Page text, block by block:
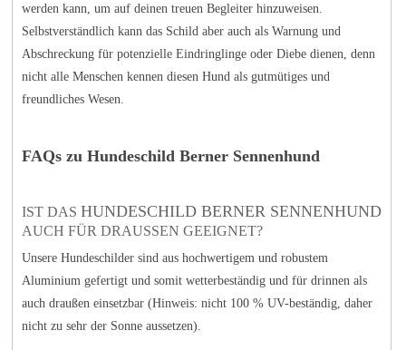
werden kann, um auf deinen treuen Begleiter hinzuweisen.
Selbstverständlich kann das Schild aber auch als Warnung und
Abschreckung für potenzielle Eindringlinge oder Diebe dienen, denn
nicht alle Menschen kennen diesen Hund als gutmütiges und
freundliches Wesen.
FAQs zu Hundeschild Berner Sennenhund
IST DAS HUNDESCHILD BERNER SENNENHUND
AUCH FÜR DRAUSSEN GEEIGNET?
Unsere Hundeschilder sind aus hochwertigem und robustem
Aluminium gefertigt und somit wetterbeständig und für drinnen als
auch draußen einsetzbar (Hinweis: nicht 100 % UV-beständig, daher
nicht zu sehr der Sonne aussetzen).